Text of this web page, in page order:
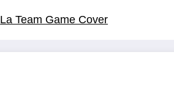
La Team Game Cover